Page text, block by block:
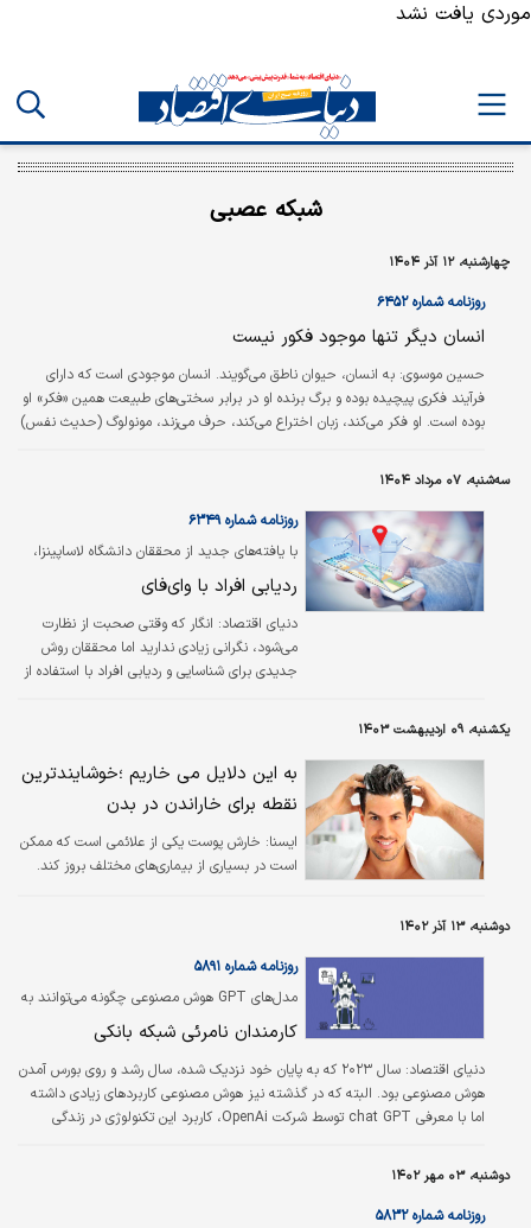
موردی یافت نشد
شبکه عصبی
چهارشنبه، ۱۲ آذر ۱۴۰۴
روزنامه شماره ۶۴۵۲
انسان دیگر تنها موجود فکور نیست
حسین موسوی: به انسان، حیوان ناطق می‌‌‌‌‌گویند. انسان موجودی است که دارای
فرآیند فکری پیچیده بوده و برگ برنده او در برابر سختی‌‌‌‌‌های طبیعت همین «فکر» او
بوده است. او فکر می‌‌‌‌‌کند، زبان اختراع می‌‌‌‌‌کند، حرف می‌‌‌‌‌زند، مونولوگ (حدیث نفس)
سه‌شنبه، ۰۷ مرداد ۱۴۰۴
با یافته‌های جدید از محققان دانشگاه لاساپینزا،
شیوه‌های نظارت به‌شدت پیشرفته می‌شود
روزنامه شماره ۶۳۴۹
ردیابی افراد با وای‌فای
دنیای اقتصاد: انگار که وقتی صحبت از نظارت
می‌شود، نگرانی زیادی ندارید اما محققان روش
جدیدی برای شناسایی و ردیابی افراد با استفاده از
یکشنبه، ۰۹ اردیبهشت ۱۴۰۳
به این دلایل می خاریم ؛خوشایندترین
نقطه برای خاراندن در بدن
ایسنا: خارش پوست یکی از علائمی است که ممکن
است در بسیاری از بیماری‌های مختلف بروز کند.
دوشنبه، ۱۳ آذر ۱۴۰۲
مدل‌‌‌های GPT هوش مصنوعی چگونه می‌توانند به
بهبود خدمات بانکی کمک کنند؟
روزنامه شماره ۵۸۹۱
کارمندان نامرئی شبکه بانکی
دنیای اقتصاد:
سال ۲۰۲۳ که به پایان خود نزدیک شده، سال رشد و روی بورس آمدن
هوش مصنوعی بود. البته که در گذشته نیز هوش مصنوعی کاربردهای زیادی داشته
اما با معرفی chat GPT توسط شرکت OpenAi، کاربرد این تکنولوژی در زندگی
بود. مدل GPT نوعی مدل شبکه عصبی در یادگیری ماشینی است که به ایجاد
متن‌‌‌های نزدیک به گفتار انسان کمک می‌‌‌کند. این مدل‌‌‌ها در صنایع، به خصوص
صنایعی که با خدمات روزمره سر و کار دارند، می‌توانند به شدت اثرگذار بوده که…
دوشنبه، ۰۳ مهر ۱۴۰۲
روزنامه شماره ۵۸۳۲